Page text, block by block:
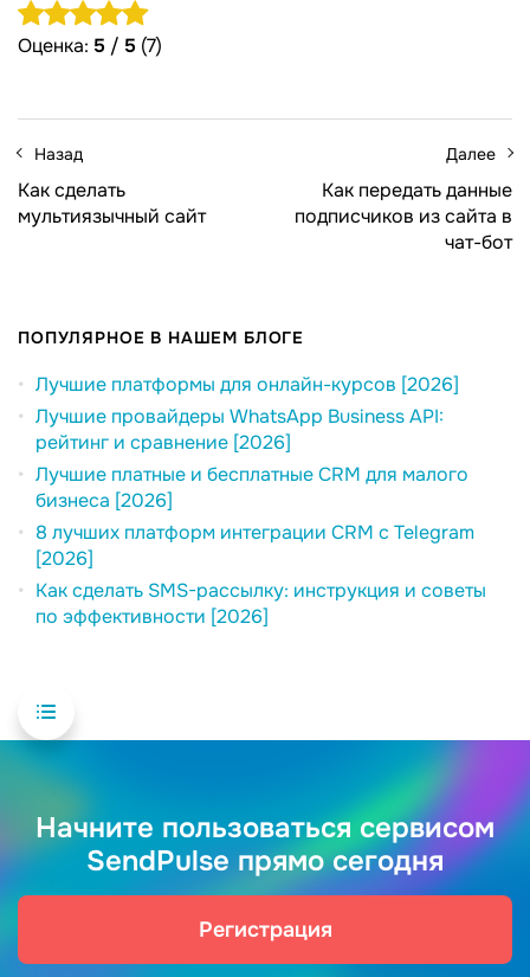
Оценка: 5 / 5 (7)
Назад
Как сделать
мультиязычный сайт
Далее
Как передать данные
подписчиков из сайта в
чат-бот
ПОПУЛЯРНОЕ В НАШЕМ БЛОГЕ
Лучшие платформы для онлайн-курсов [2026]
Лучшие провайдеры WhatsApp Business API:
рейтинг и сравнение [2026]
Лучшие платные и бесплатные CRM для малого
бизнеса [2026]
8 лучших платформ интеграции CRM с Telegram
[2026]
Как сделать SMS-рассылку: инструкция и советы
по эффективности [2026]
Начните пользоваться сервисом
SendPulse прямо сегодня
Регистрация